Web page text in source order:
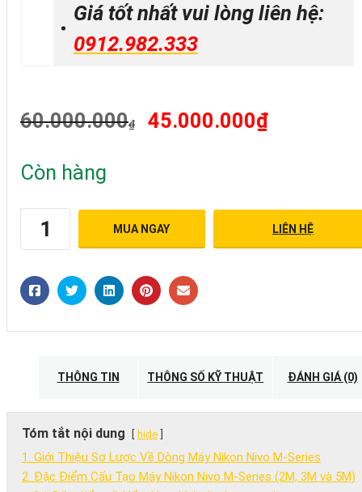
Giá tốt nhất vui lòng liên hệ:
0912.982.333
60.000.000₫
Original
price
45.000.000₫Current
Còn hàng
TỔNG
VỀ
MÁY
ĐẠC
TỬ
NIVO
M-
SERIES:
NIVO
MUA NGAY LIÊN HỆ
THÔNG TIN THÔNG SỐ KỸ THUẬT ĐÁNH GIÁ (0)
Tóm tắt nội dung hide
1. Giới Thiệu Sơ Lược Về Dòng Máy Nikon Nivo M-Series
2. Đặc Điểm Cấu Tạo Máy Nikon Nivo M-Series (2M, 3M và 5M)